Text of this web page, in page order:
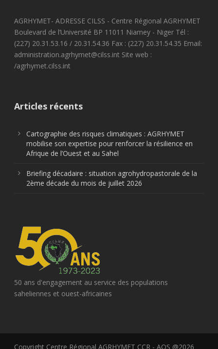
AGRHYMET- ADRESSE CILSS - Centre Régional AGRHYMET
Boulevard de l’Université BP 11011 Niamey - Niger Tél :
(227) 20.31.53.16 / 20.31.54.36 Fax : (227) 20.31.54.35 Email:
administration.agrhymet@cilss.int Site web :
/agrhymet.cilss.int
Articles récents
Cartographie des risques climatiques : AGRHYMET
mobilise son expertise pour renforcer la résilience en
Afrique de l’Ouest et au Sahel
Briefing décadaire : situation agrohydropastorale de la
2ème décade du mois de juillet 2026
50 ans d'engagement au service des populations
saheliennes et ouest-africaines
Copyright Centre Régional AGRHYMET CCR - AOS @2026